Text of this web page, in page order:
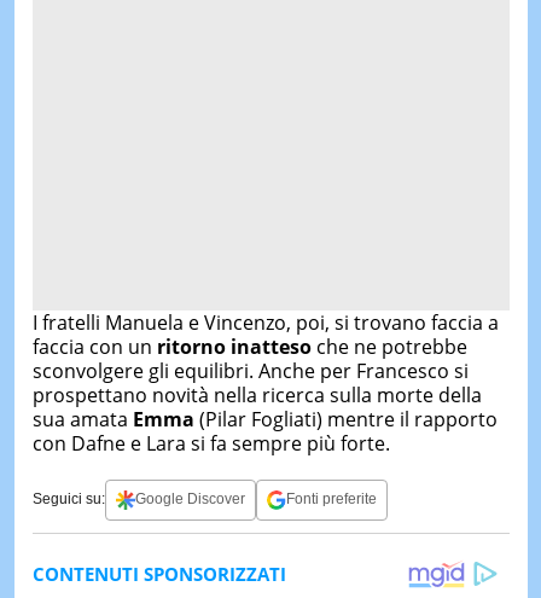
I fratelli Manuela e Vincenzo, poi, si trovano faccia a
faccia con un ritorno inatteso che ne potrebbe
sconvolgere gli equilibri. Anche per Francesco si
prospettano novità nella ricerca sulla morte della
sua amata Emma (Pilar Fogliati) mentre il rapporto
con Dafne e Lara si fa sempre più forte.
Seguici su: Google Discover Fonti preferite